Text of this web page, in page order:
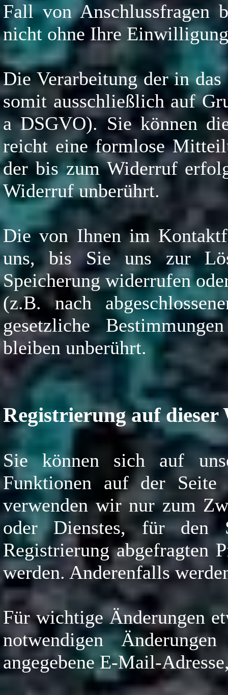
Fall von Anschlussfragen
nicht ohne Ihre
Die Verarbeitung der in
somit ausschließlich auf
a DSGVO). Sie können
reicht eine formlose
der bis zum Widerruf
Widerruf unberührt.
Die von Ihnen im
uns, bis Sie uns zur
Speicherung widerrufen
(z.B. nach
gesetzliche
bleiben unberührt.
Registrierung auf dieser
Sie können sich auf
Funktionen auf der Seite
verwenden wir nur zum
oder Dienstes, für den
Registrierung abgefragten
werden. Anderenfalls
Für wichtige Änderungen
notwendigen
angegebene E-Mail-